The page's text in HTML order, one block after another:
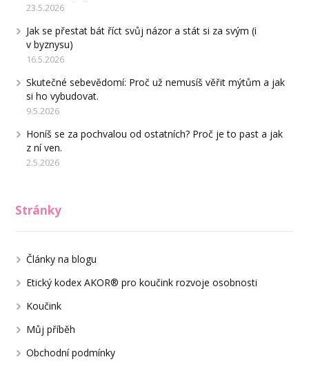
23.5.2026
Jak se přestat bát říct svůj názor a stát si za svým (i
v byznysu)
16.5.2026
Skutečné sebevědomí: Proč už nemusíš věřit mýtům a jak
si ho vybudovat.
9.5.2026
Honíš se za pochvalou od ostatních? Proč je to past a jak
z ní ven.
2.5.2026
Stránky
Články na blogu
Etický kodex AKOR® pro koučink rozvoje osobnosti
Koučink
Můj příběh
Obchodní podmínky